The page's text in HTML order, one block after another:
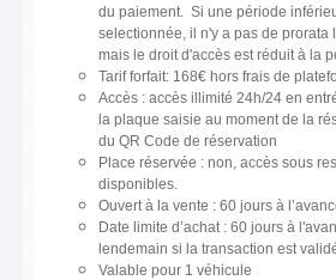
du paiement. Si une période
selectionnée, il n'y a pas de prorata
mais le droit d'accès est réduit à la
Tarif forfait: 168€ hors frais de
Accès : accès illimité 24h/24 en
la plaque saisie au moment de la
du QR Code de réservation
Place réservée : non, accès sous
disponibles.
Ouvert à la vente : 60 jours à
Date limite d’achat : 60 jours à
lendemain si la transaction est
Valable pour 1 véhicule